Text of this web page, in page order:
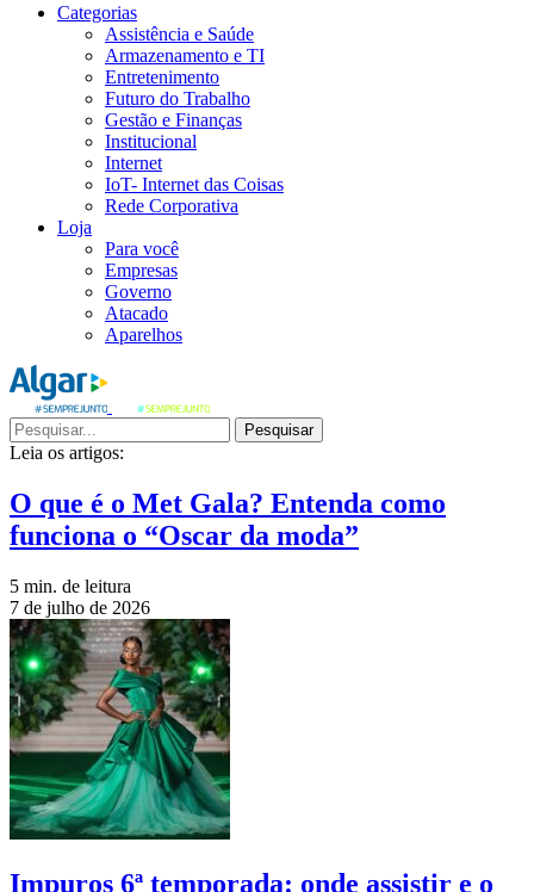
Categorias
Assistência e Saúde
Armazenamento e TI
Entretenimento
Futuro do Trabalho
Gestão e Finanças
Institucional
Internet
IoT- Internet das Coisas
Rede Corporativa
Loja
Para você
Empresas
Governo
Atacado
Aparelhos
Pesquisar
Leia os artigos:
O que é o Met Gala? Entenda como
funciona o “Oscar da moda”
5 min. de leitura
7 de julho de 2026
Impuros 6ª temporada: onde assistir e o